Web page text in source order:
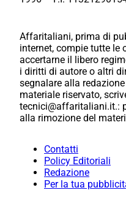
Affaritaliani, prima di
internet, compie tutte le
accertarne il libero
i diritti di autore o altri
segnalare alla
materiale riservato,
tecnici@affaritaliani.it.:
alla rimozione del
Contatti
Policy Editoriali
Redazione
Per la tua